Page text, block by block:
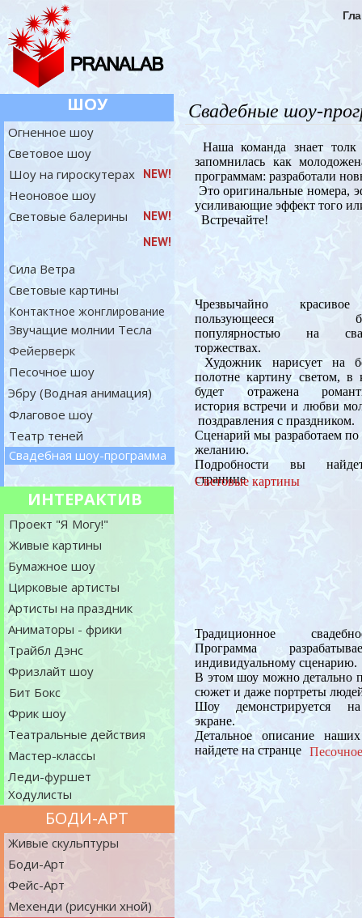
ШОУ
NEW!
NEW!
ИНТЕРАКТИВ
БОДИ-АРТ
NEW!
Огненное шоу
Световое шоу
Песочное шоу
Фейерверк
Контактное жонглирование
Проект "Я Могу!"
Живые картины
Бумажное шоу
Цирковые артисты
Артисты на праздник
Трайбл Дэнс
Аниматоры - фрики
Фризлайт шоу
Бит Бокс
Фрик шоу
Театральные действия
Мастер-классы
Леди-фуршет
Ходулисты
Живые скульптуры
Боди-Арт
Фейс-Арт
Мехенди (рисунки хной)
Световые картины
Сила Ветра
Звучащие молнии Тесла
Неоновое шоу
Флаговое шоу
Эбру (Водная анимация)
Театр теней
Свадебная шоу-программа
Световые балерины
Шоу на гироскутерах
Свадебные шоу-
Наша команда знает
запомнилась как
программам: разработали
Это оригинальные номера,
усиливающие эффект того
Встречайте!
Чрезвычайно
пользующееся
популярностью на
торжествах.
Художник нарисует на
полотне картину светом, в
будет отражена
история встречи и любви
поздравления с праздником.
Сценарий мы разработаем
желанию.
Подробности вы
странице
Традиционное
Программа
индивидуальному сценарию.
В этом шоу можно детально
сюжет и даже портреты
Шоу демонстрируется
экране.
Детальное описание
найдете на странце
Световые картины